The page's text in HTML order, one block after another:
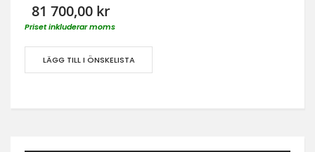
81 700,00 kr
Priset inkluderar moms
LÄGG TILL I ÖNSKELISTA